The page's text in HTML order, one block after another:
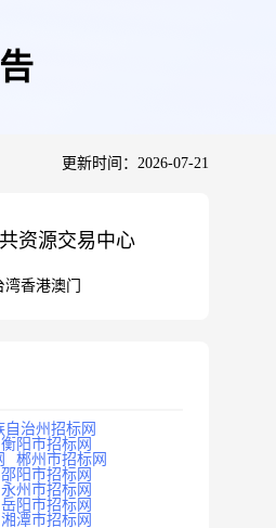
更新时间：2026-07-21
资源交易中心
湾香港澳门
治州招标网
衡阳市招标网
郴州市招标网
邵阳市招标网
永州市招标网
岳阳市招标网
湘潭市招标网